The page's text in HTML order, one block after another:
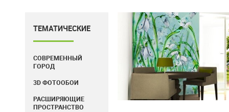
ТЕМАТИЧЕСКИЕ
СОВРЕМЕННЫЙ
ГОРОД
3D ФОТООБОИ
РАСШИРЯЮЩИЕ
ПРОСТРАНСТВО